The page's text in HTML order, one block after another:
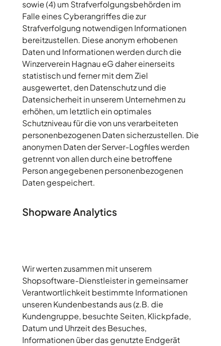
sowie (4) um Strafverfolgungsbehörden im
Falle eines Cyberangriffes die zur
Strafverfolgung notwendigen Informationen
bereitzustellen. Diese anonym erhobenen
Daten und Informationen werden durch die
Winzerverein Hagnau eG daher einerseits
statistisch und ferner mit dem Ziel
ausgewertet, den Datenschutz und die
Datensicherheit in unserem Unternehmen zu
erhöhen, um letztlich ein optimales
Schutzniveau für die von uns verarbeiteten
personenbezogenen Daten sicherzustellen. Die
anonymen Daten der Server-Logfiles werden
getrennt von allen durch eine betroffene
Person angegebenen personenbezogenen
Daten gespeichert.
Shopware Analytics
Wir werten zusammen mit unserem
Shopsoftware-Dienstleister in gemeinsamer
Verantwortlichkeit bestimmte Informationen
unseren Kundenbestands aus (z.B. die
Kundengruppe, besuchte Seiten, Klickpfade,
Datum und Uhrzeit des Besuches,
Informationen über das genutzte Endgerät